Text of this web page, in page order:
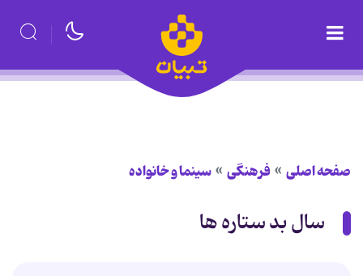
صفحه اصلی فرهنگی سینما و خانواده
سال بد ستاره ها